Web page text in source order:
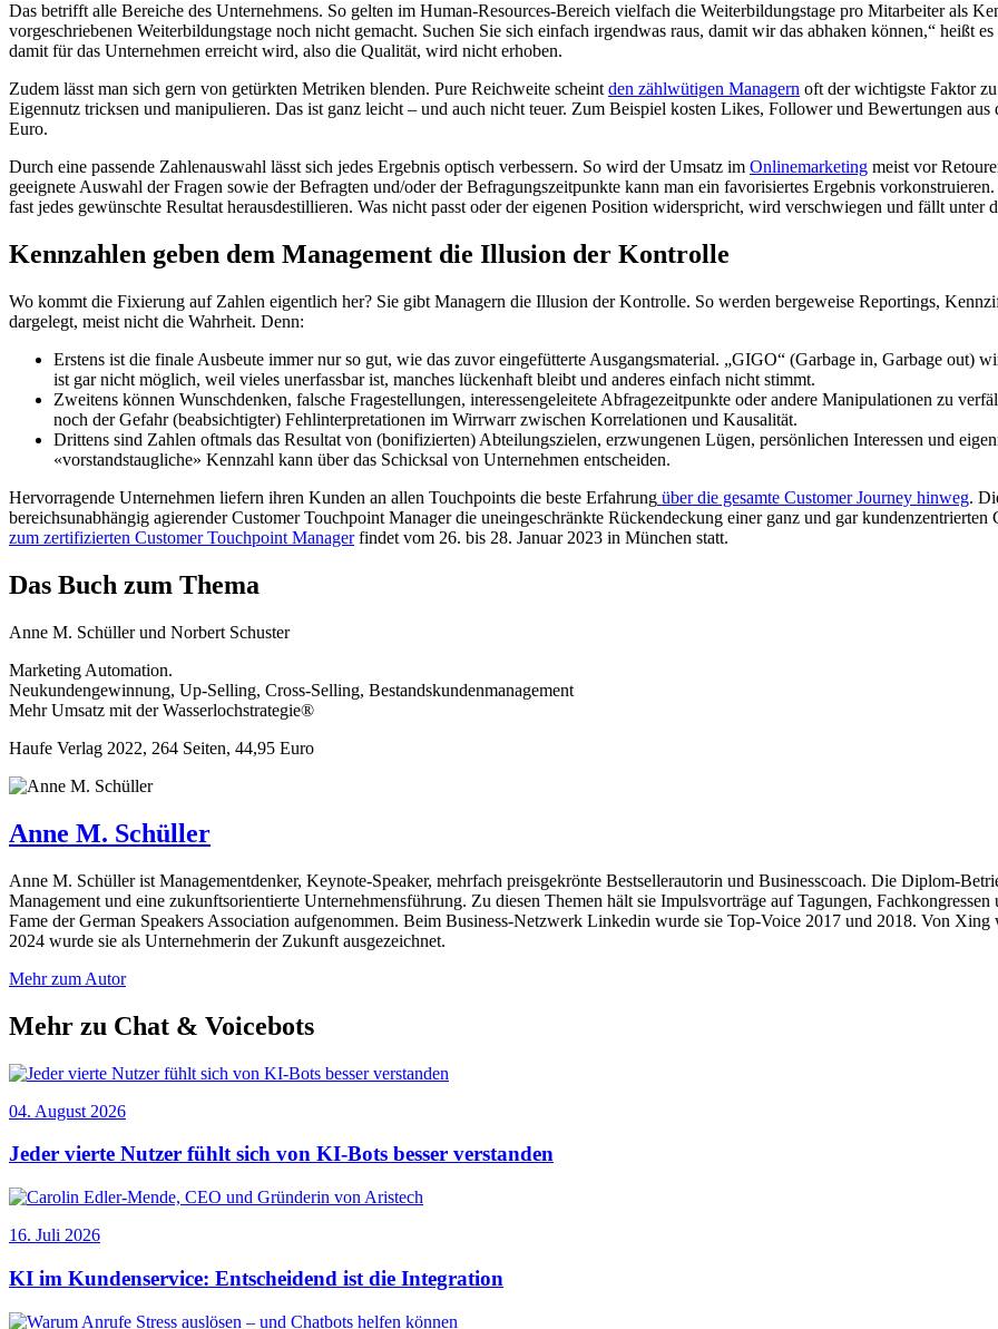
Das betrifft alle Bereiche des Unternehmens. So gelten im Human-Resources-Bereich vielfach die Weiterbildungstage pro Mitarbeiter als
vorgeschriebenen Weiterbildungstage noch nicht gemacht. Suchen Sie sich einfach irgendwas raus, damit wir das abhaken können,“ heißt
damit für das Unternehmen erreicht wird, also die Qualität, wird nicht erhoben.
Zudem lässt man sich gern von getürkten Metriken blenden. Pure Reichweite scheintden zählwütigen Managern oft der wichtigste Faktor
Eigennutz tricksen und manipulieren. Das ist ganz leicht – und auch nicht teuer. Zum Beispiel kosten Likes, Follower und Bewertungen
Euro.
Durch eine passende Zahlenauswahl lässt sich jedes Ergebnis optisch verbessern. So wird der Umsatz im Onlinemarketing meist vor
geeignete Auswahl der Fragen sowie der Befragten und/oder der Befragungszeitpunkte kann man ein favorisiertes Ergebnis
fast jedes gewünschte Resultat herausdestillieren. Was nicht passt oder der eigenen Position widerspricht, wird verschwiegen und fällt unter
Kennzahlen geben dem Management die Illusion der Kontrolle
Wo kommt die Fixierung auf Zahlen eigentlich her? Sie gibt Managern die Illusion der Kontrolle. So werden bergeweise Reportings,
dargelegt, meist nicht die Wahrheit. Denn:
Erstens ist die finale Ausbeute immer nur so gut, wie das zuvor eingefütterte Ausgangsmaterial. „GIGO“ (Garbage in, Garbage out)
ist gar nicht möglich, weil vieles unerfassbar ist, manches lückenhaft bleibt und anderes einfach nicht stimmt.
Zweitens können Wunschdenken, falsche Fragestellungen, interessengeleitete Abfragezeitpunkte oder andere Manipulationen zu
noch der Gefahr (beabsichtigter) Fehlinterpretationen im Wirrwarr zwischen Korrelationen und Kausalität.
Drittens sind Zahlen oftmals das Resultat von (bonifizierten) Abteilungszielen, erzwungenen Lügen, persönlichen Interessen und
«vorstandstaugliche» Kennzahl kann über das Schicksal von Unternehmen entscheiden.
Hervorragende Unternehmen liefern ihren Kunden an allen Touchpoints die beste Erfahrung über die gesamte Customer Journey hinweg.
bereichsunabhängig agierender Customer Touchpoint Manager die uneingeschränkte Rückendeckung einer ganz und gar
zum zertifizierten Customer Touchpoint Managerfindet vom 26. bis 28. Januar 2023 in München statt.
Das Buch zum Thema
Anne M. Schüller und Norbert Schuster
Marketing Automation.
Neukundengewinnung, Up-Selling, Cross-Selling, Bestandskundenmanagement
Mehr Umsatz mit der Wasserlochstrategie®
Haufe Verlag 2022, 264 Seiten, 44,95 Euro
Anne M. Schüller
Anne M. Schüller ist Managementdenker, Keynote-Speaker, mehrfach preisgekrönte Bestsellerautorin und Businesscoach. Die Diplom-
Management und eine zukunftsorientierte Unternehmensführung. Zu diesen Themen hält sie Impulsvorträge auf Tagungen,
Fame der German Speakers Association aufgenommen. Beim Business-Netzwerk Linkedin wurde sie Top-Voice 2017 und 2018. Von
2024 wurde sie als Unternehmerin der Zukunft ausgezeichnet.
Mehr zum Autor
Mehr zu Chat & Voicebots
04. August 2026
Jeder vierte Nutzer fühlt sich von KI-Bots besser verstanden
16. Juli 2026
KI im Kundenservice: Entscheidend ist die Integration